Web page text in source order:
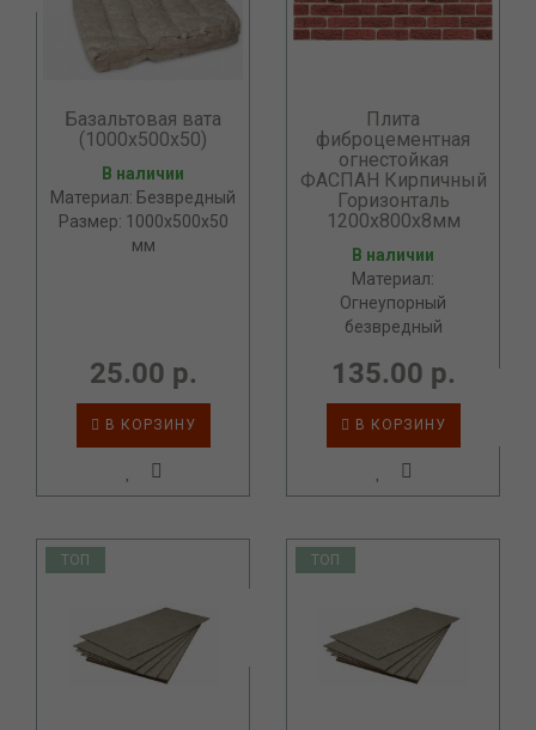
Базальтовая вата
(1000х500х50)
В наличии
Материал: Безвредный
Размер: 1000x500x50
мм
25.00 р.
В КОРЗИНУ
Плита
фиброцементная
огнестойкая
ФАСПАН Кирпичный
Горизонталь
1200х800х8мм
В наличии
Материал:
Огнеупорный
безвредный
135.00 р.
В КОРЗИНУ
ТОП ТОП